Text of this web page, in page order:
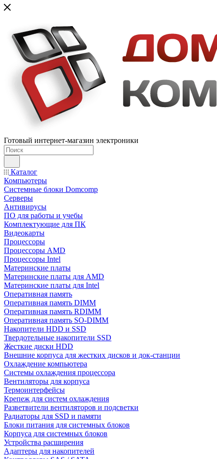
Готовый интернет-магазин электроники
Каталог
Компьютеры
Системные блоки Domcomp
Серверы
Антивирусы
ПО для работы и учебы
Комплектующие для ПК
Видеокарты
Процессоры
Процессоры AMD
Процессоры Intel
Материнские платы
Материнские платы для AMD
Материнские платы для Intel
Оперативная память
Оперативная память DIMM
Оперативная память RDIMM
Оперативная память SO-DIMM
Накопители HDD и SSD
Твердотельные накопители SSD
Жесткие диски HDD
Внешние корпуса для жестких дисков и док-станции
Охлаждение компьютера
Системы охлаждения процессора
Вентиляторы для корпуса
Термоинтерфейсы
Крепеж для систем охлаждения
Разветвители вентиляторов и подсветки
Радиаторы для SSD и памяти
Блоки питания для системных блоков
Корпуса для системных блоков
Устройства расширения
Адаптеры для накопителей